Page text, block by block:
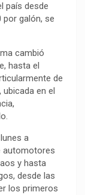
país desde
por galón, se
cambió
hasta el
de
en el
a
automotores
y hasta
desde las
los primeros